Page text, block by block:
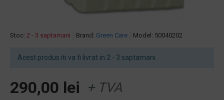
Stoc: 2 - 3 saptamani Brand: Green Care Model: 50040202
Acest produs iti va fi livrat in 2 - 3 saptamani.
290,00 lei + TVA